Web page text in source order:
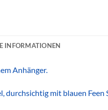
INFORMATIONEN
Anhänger.
durchsichtig mit blauen Feen